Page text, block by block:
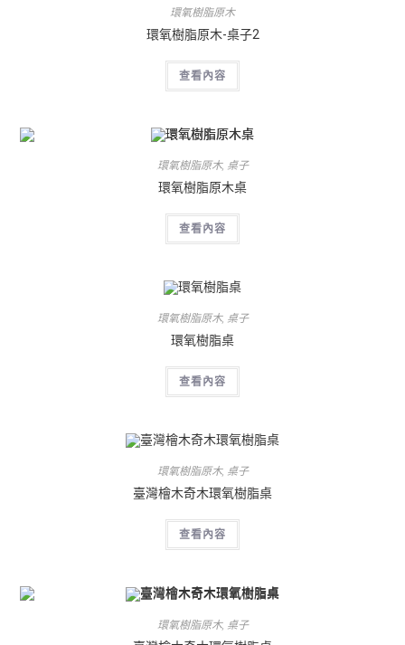
環氧樹脂原木
環氧樹脂原木-桌子2
查看內容
環氧樹脂原木, 桌子
環氧樹脂原木桌
查看內容
環氧樹脂原木, 桌子
環氧樹脂桌
查看內容
環氧樹脂原木, 桌子
臺灣檜木奇木環氧樹脂桌
查看內容
環氧樹脂原木, 桌子